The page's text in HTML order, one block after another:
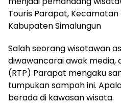
Touris Parapat, Kecamatan
Kabupaten Simalungun
Salah seorang wisatawan
diwawancarai awak media,
(RTP) Parapat mengaku
tumpukan sampah ini.
berada di kawasan wisata.